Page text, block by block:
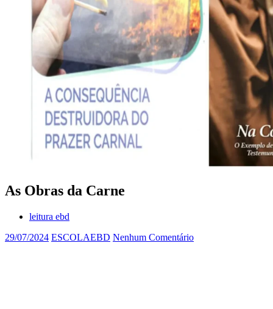
As Obras da Carne
leitura ebd
29/07/2024 ESCOLAEBD Nenhum Comentário